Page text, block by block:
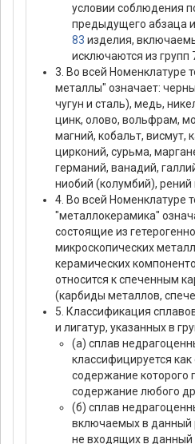
условии соблюдения
предыдущего абзаца
83 изделия,
исключаются из групп
3. Во всей Номенклатуре
металлы" означает:
чугун и сталь), медь,
цинк, олово, вольфрам,
магний, кобальт, висмут,
цирконий, сурьма,
германий, ванадий,
ниобий (колумбий), рений
4. Во всей Номенклатуре
"металлокерамика"
состоящие из
микроскопических
керамических
относится к спеченным
(карбиды металлов,
5. Классификация
и лигатур, указанных в
(а) сплав
классифицируется
содержание которого
содержание любого
(б) сплав
включаемых в данный
не входящих в данный